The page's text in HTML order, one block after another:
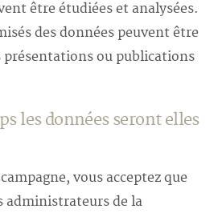
être étudiées et analysées.
des données peuvent être
présentations ou publications
les données seront elles
vous acceptez que
administrateurs de la